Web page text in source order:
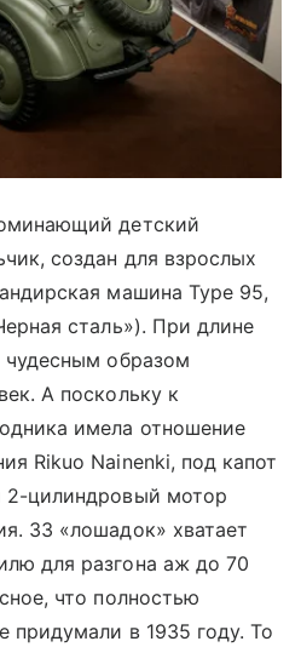
детский
создан для взрослых
машина Type 95,
сталь»). При длине
образом
А поскольку к
имела отношение
Rikuo Nainenki, под капот
2-цилиндровый мотор
33 «лошадок» хватает
для разгона аж до 70
что полностью
придумали в 1935 году. То